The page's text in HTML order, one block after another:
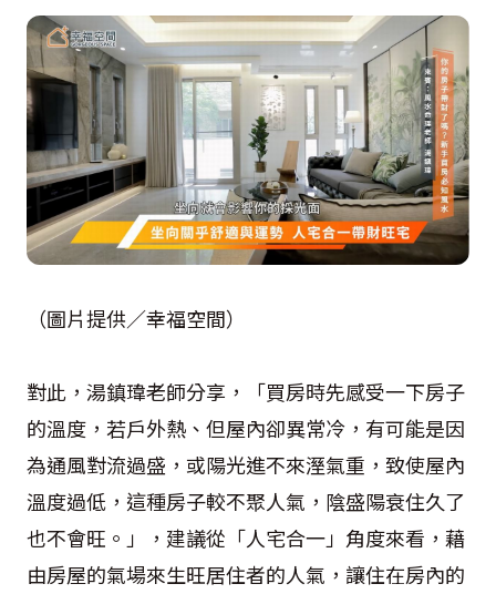
（圖片提供／幸福空間）
對此，湯鎮瑋老師分享，「買房時先感受一下房子
的溫度，若戶外熱、但屋內卻異常冷，有可能是因
為通風對流過盛，或陽光進不來溼氣重，致使屋內
溫度過低，這種房子較不聚人氣，陰盛陽衰住久了
也不會旺。」，建議從「人宅合一」角度來看，藉
由房屋的氣場來生旺居住者的人氣，讓住在房內的